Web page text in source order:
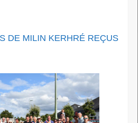
DE MILIN KERHRÉ REÇUS